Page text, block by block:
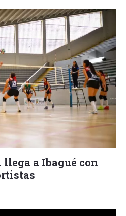
a Ibagué con